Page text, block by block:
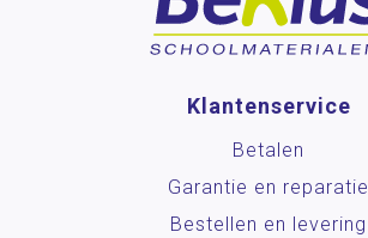
Klantenservice
Betalen
Garantie en reparatie
Bestellen en levering